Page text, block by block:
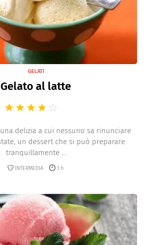
GELATI
Gelato al latte
delizia a cui nessuno sa rinunciare
un dessert che si può preparare
tranquillamente ...
INTERMEDIA 3 h